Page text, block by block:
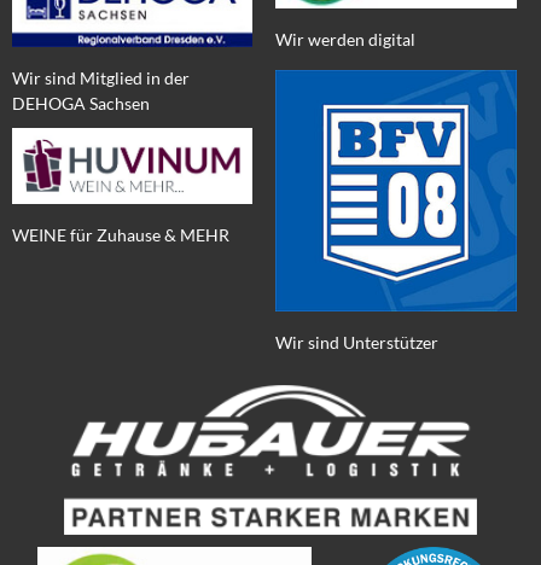
Wir sind Mitglied in der
DEHOGA Sachsen
WEINE für Zuhause & MEHR
Wir werden digital
Wir sind Unterstützer